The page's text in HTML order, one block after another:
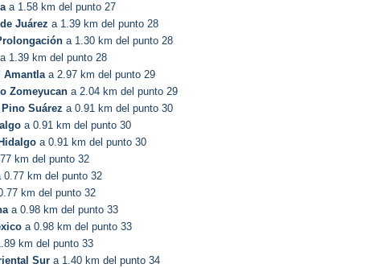
a 1.58 km del punto 27
Juárez a 1.39 km del punto 28
a 1.30 km del punto 28
a 1.39 km del punto 28
Amantlaa 2.97 km del punto 29
Zomeyucan a 2.04 km del punto 29
Suárez a 0.91 km del punto 30
a 0.91 km del punto 30
a 0.91 km del punto 30
km del punto 32
0.77 km del punto 32
km del punto 32
a 0.98 km del punto 33
a 0.98 km del punto 33
km del punto 33
Sur a 1.40 km del punto 34